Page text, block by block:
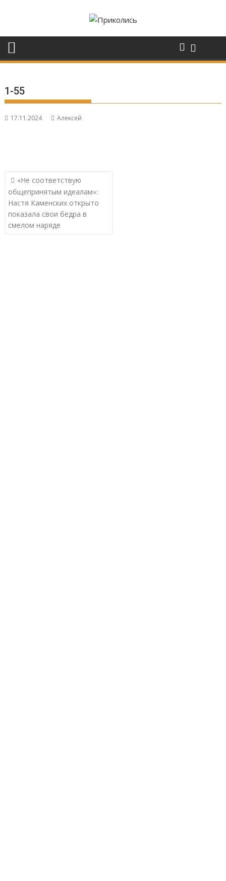
1-55
17.11.2024 Алексей
Навигация
по
записям
«Не соответствую
общепринятым идеалам»:
Настя Каменских открыто
показала свои бедра в
смелом наряде